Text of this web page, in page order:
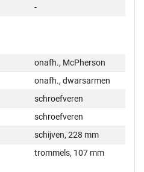
-
onafh., McPherson
onafh., dwarsarmen
schroefveren
schroefveren
schijven, 228 mm
trommels, 107 mm